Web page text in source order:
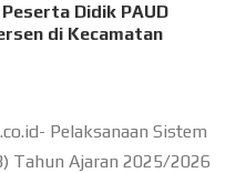
Didik PAUD
di Kecamatan
Pelaksanaan Sistem
Tahun Ajaran 2025/2026